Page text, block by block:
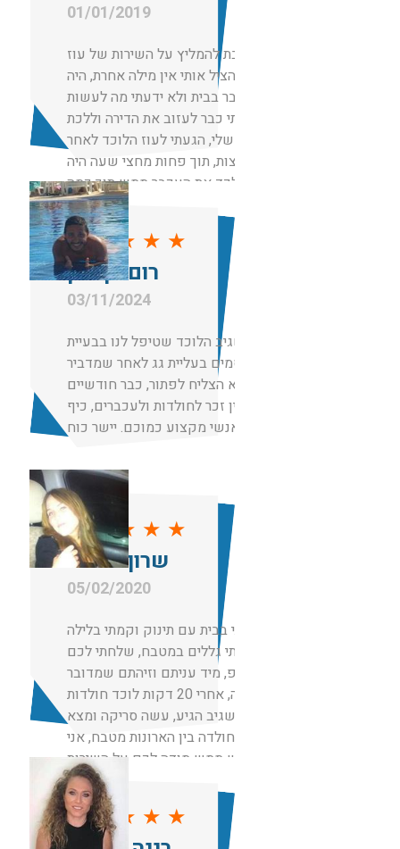
01/01/2019
חייבת להמליץ על השירות של עוז
שפשוט הציל אותי אין מילה אחרת, היה
לנו עכבר בבית ולא ידעתי מה לעשות
רציתי כבר לעזוב את הדירה וללכת
לאמא שלי, הגעתי לעוז הלוכד לאחר
המלצות, תוך פחות מחצי שעה היה
אצלי לכד את העכבר ממש תוך כמה
דקות.
אין מילים מקצוען
★★★ ★ ★
רום בן כהן
03/11/2024
תודה לשגיב הלוכד שטיפל לנו בבעיית
מכרסמים בעליית גג לאחר שמדביר
אחר לא הצליח לפתור, כבר חודשיים
אחרי אין זכר לחולדות ולעכברים, כיף
שיש אנשי מקצוע כמוכם. יישר כוח
★★★ ★ ★
שרון סויסה
05/02/2020
הייתי בבית עם תינוק וקמתי בלילה
וראיתי גללים במטבח, שלחתי לכם
ווצאפ, מיד עניתם וזיהתם שמדובר
בחולדה, אחרי 20 דקות לוכד חולדות
בשם שגיב הגיע, עשה סריקה ומצא
את החולדה בין הארונות מטבח, אני
ממש ממש מודה לכם על השירות
אנשים ישרים גם לא גבו מחיר מופרז
כמו אחרים שהציעו לי מחירים לא
הגיוניים
★★★ ★ ★